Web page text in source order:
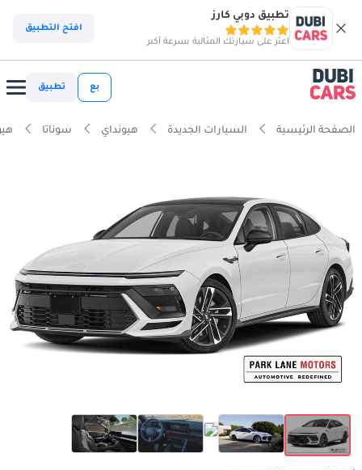
تطبيق دوبي كارز
اعثر على سيارتك المثالية بسرعة أكبر
افتح التطبيق
بع تطبيق
الصفحة الرئيسية السيارات الجديدة هيونداي سوناتا